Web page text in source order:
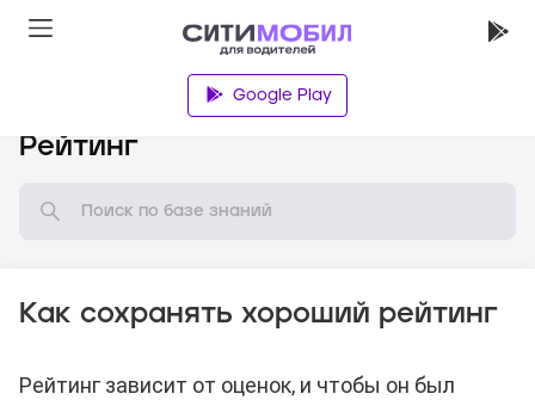
Google Play
Рейтинг
Как сохранять хороший рейтинг
Рейтинг зависит от оценок, и чтобы он был